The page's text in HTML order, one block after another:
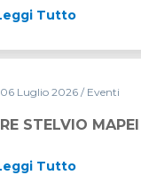
Tutto
TORNA LA
06 Luglio 2026 / Eventi
RE STELVIO
Tutto